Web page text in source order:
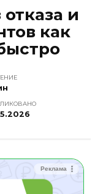
и
как
Реклама